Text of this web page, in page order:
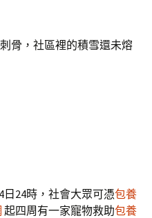
骨，社區裡的積雪還未熔
日24時，社會大眾可憑包養
起四周有一家寵物救助包養